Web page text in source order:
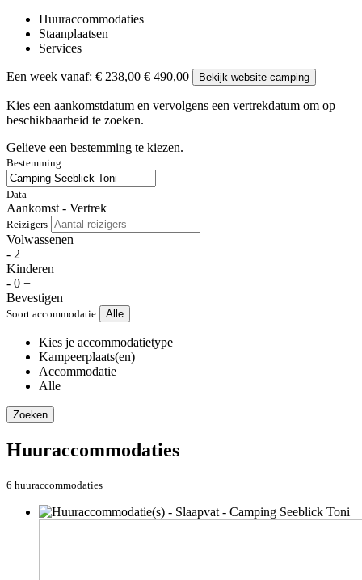
Huuraccommodaties
Staanplaatsen
Services
Een week vanaf: € 238,00 € 490,00 Bekijk website camping
Kies een aankomstdatum en vervolgens een vertrekdatum om op
beschikbaarheid te zoeken.
Gelieve een bestemming te kiezen.
Bestemming
Data
Aankomst - Vertrek
Reizigers
Volwassenen
- 2 +
Kinderen
- 0 +
Bevestigen
Soort accommodatie Alle
Kies je accommodatietype
Kampeerplaats(en)
Accommodatie
Alle
Zoeken
Huuraccommodaties
6 huuraccommodaties